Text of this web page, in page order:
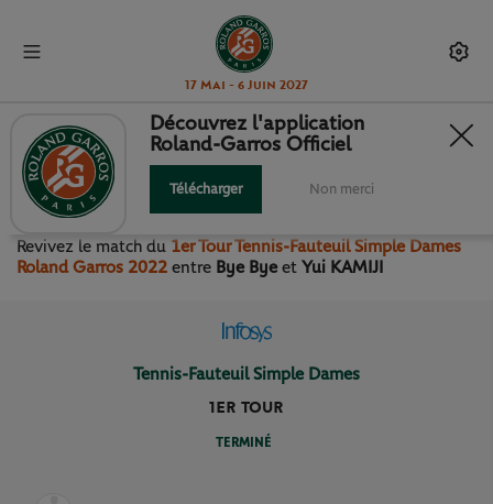
17 Mai - 6 Juin 2027
1ER TOUR TENNIS-FAUTEUIL
SIMPLE DAMES
Revivez le match du 1er Tour Tennis-Fauteuil Simple Dames
Roland Garros 2022 entre Bye Bye et Yui KAMIJI
Tennis-Fauteuil Simple Dames
1ER TOUR
TERMINÉ
Découvrez l'application
Roland-Garros Officiel
Télécharger Non merci